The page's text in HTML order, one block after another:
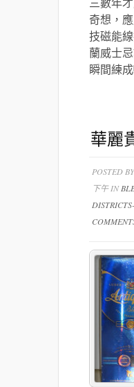
奇想，
技磁能
蘭威士
瞬間練
華麗
POSTED BY
下午 IN